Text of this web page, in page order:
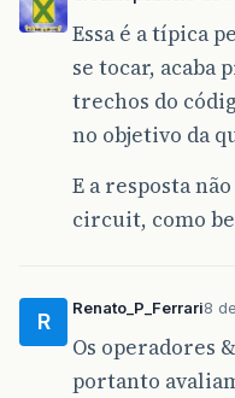
Essa é a típica
se tocar, acaba
trechos do
no objetivo da
E a resposta
circuit, como
R
Renato_P_Ferrari8
Os operadores
portanto